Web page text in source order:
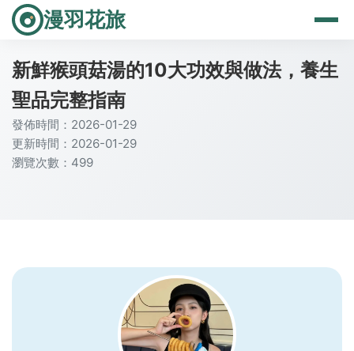
漫羽花旅
新鮮猴頭菇湯的10大功效與做法，養生
聖品完整指南
發佈時間：2026-01-29
更新時間：2026-01-29
瀏覽次數：499